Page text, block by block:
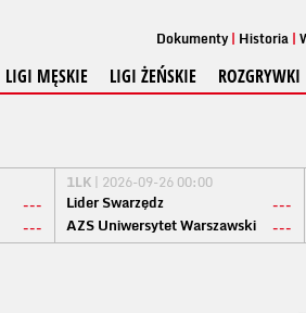
Dokumenty Historia
LIGI MĘSKIE LIGI ŻEŃSKIE ROZGRYWKI
---
---
1LK | 2026-09-26 00:00
Lider Swarzędz
---
AZS Uniwersytet Warszawski
---